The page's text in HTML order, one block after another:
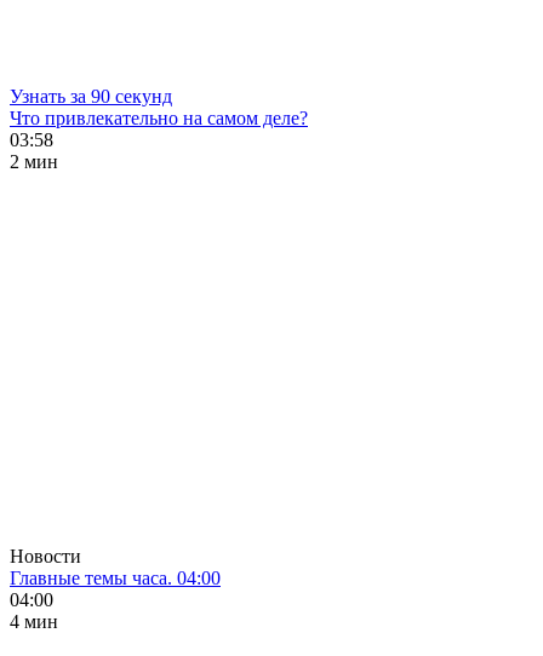
Узнать за 90 секунд
Что привлекательно на самом деле?
03:58
2 мин
Новости
Главные темы часа. 04:00
04:00
4 мин